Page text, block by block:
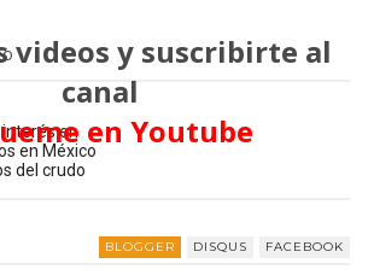
videos y suscribirte al
canal
en Youtube
en
en México
del crudo
BLOGGER DISQUS FACEBOOK